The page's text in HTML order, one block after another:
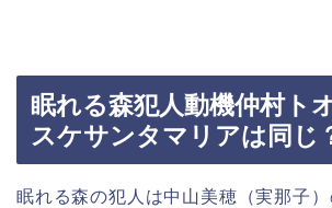
眠れる森犯人動機仲村ト
スケサンタマリアは同じ
眠れる森の犯人は中山美穂（実那子